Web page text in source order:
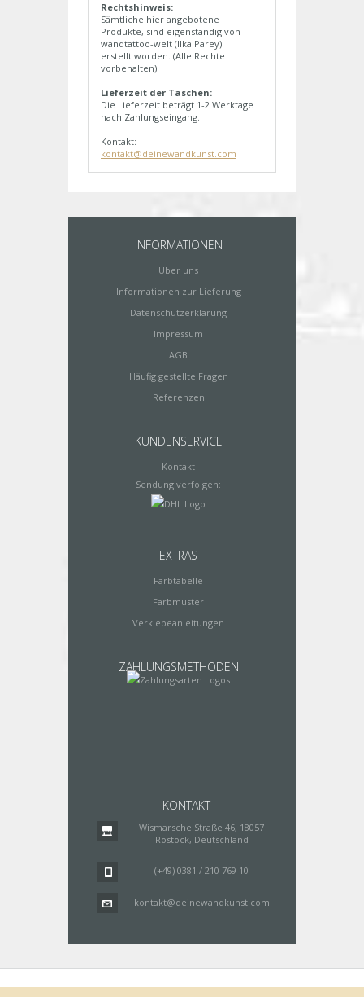
Rechtshinweis:
Sämtliche hier angebotene
Produkte, sind eigenständig von
wandtattoo-welt (Ilka Parey)
erstellt worden. (Alle Rechte
vorbehalten)
Lieferzeit der Taschen:
Die Lieferzeit beträgt 1-2 Werktage
nach Zahlungseingang.
Kontakt:
kontakt@deinewandkunst.com
INFORMATIONEN
Über uns
Informationen zur Lieferung
Datenschutzerklärung
Impressum
AGB
Häufig gestellte Fragen
Referenzen
KUNDENSERVICE
Kontakt
Sendung verfolgen:
EXTRAS
Farbtabelle
Farbmuster
Verklebeanleitungen
ZAHLUNGSMETHODEN
KONTAKT
Wismarsche Straße 46, 18057
Rostock, Deutschland
(+49) 0381 / 210 769 10
kontakt@deinewandkunst.com